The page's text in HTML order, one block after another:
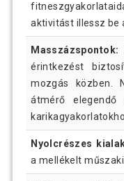
aktivitást illessz be
Masszázspontok:
érintkezést
mozgás közben.
átmérő
Nyolcrészes
a mellékelt